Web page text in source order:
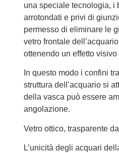
una speciale tecnologia, i
arrotondati e privi di
permesso di eliminare le
vetro frontale
ottenendo un effetto visivo
In questo modo i confini
struttura dell’acquario si
della vasca può essere
angolazione.
Vetro ottico, trasparente
L’unicità degli acquari